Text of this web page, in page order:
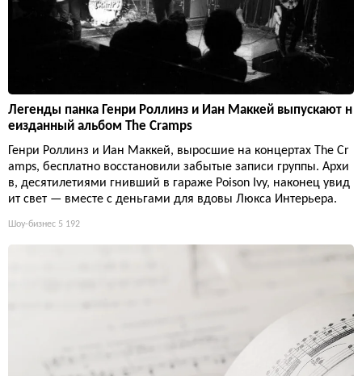
Легенды панка Генри Роллинз и Иан Маккей выпускают н
еизданный альбом The Cramps
Генри Роллинз и Иан Маккей, выросшие на концертах The Cr
amps, бесплатно восстановили забытые записи группы. Архи
в, десятилетиями гнивший в гараже Poison Ivy, наконец увид
ит свет — вместе с деньгами для вдовы Люкса Интерьера.
Шоу-бизнес 5 192